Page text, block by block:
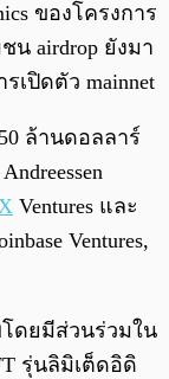
ของโครงการ
น airdrop ยังมา
เปิดตัว mainnet
ล้านดอลลาร์
Ventures และ
Ventures,
โดยมีส่วนร่วมใน
รุ่นลิมิเต็ดอิดิ